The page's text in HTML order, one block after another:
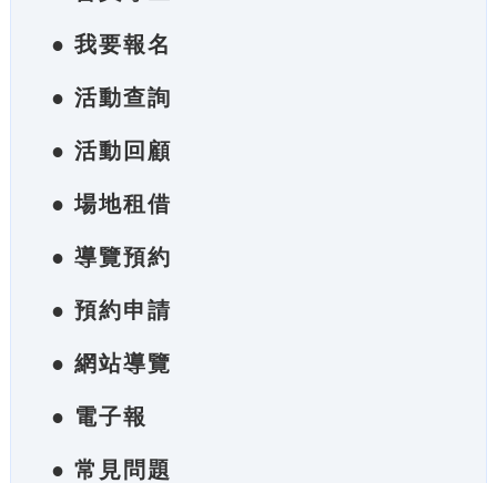
● 我要報名
● 活動查詢
● 活動回顧
● 場地租借
● 導覽預約
● 預約申請
● 網站導覽
● 電子報
● 常見問題